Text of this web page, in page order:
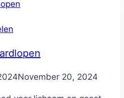
November 20, 2024